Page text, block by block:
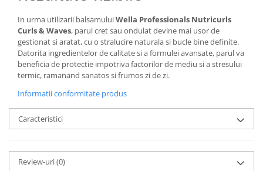
In urma utilizarii balsamuluiWella Professionals Nutricurls
Curls & Waves, parul cret sau ondulat devine mai usor de
gestionat si aratat, cu o stralucire naturala si bucle bine definite.
Datorita ingredientelor de calitate si a formulei avansate, parul va
beneficia de protectie impotriva factorilor de mediu si a stresului
termic, ramanand sanatos si frumos zi de zi.
Informatii conformitate produs
Caracteristici
Review-uri(0)